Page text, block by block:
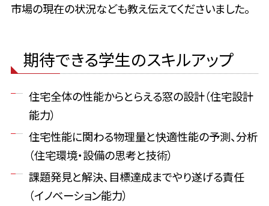
市場の現在の状況なども教え伝えてくださいました。
期待できる学生のスキルアップ
住宅全体の性能からとらえる窓の設計（住宅設計
能力）
住宅性能に関わる物理量と快適性能の予測、分析
（住宅環境・設備の思考と技術）
課題発見と解決、目標達成までやり遂げる責任
（イノベーション能力）